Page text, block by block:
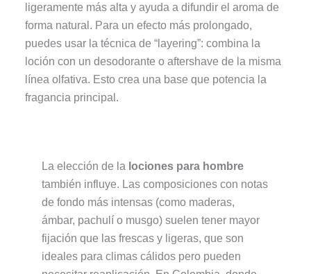
ligeramente más alta y ayuda a difundir el aroma de
forma natural. Para un efecto más prolongado,
puedes usar la técnica de “layering”: combina la
loción con un desodorante o aftershave de la misma
línea olfativa. Esto crea una base que potencia la
fragancia principal.
La elección de la lociones para hombre
también influye. Las composiciones con notas
de fondo más intensas (como maderas,
ámbar, pachulí o musgo) suelen tener mayor
fijación que las frescas y ligeras, que son
ideales para climas cálidos pero pueden